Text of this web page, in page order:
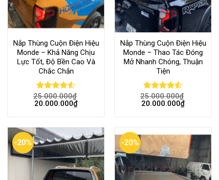
Nắp Thùng Cuộn Điện Hiệu
Monde – Khả Năng Chịu
Lực Tốt, Độ Bền Cao Và
Chắc Chắn
Rated
4.50out
25.000.000₫
20.000.000₫
Nắp Thùng Cuộn Điện Hiệu
Monde – Thao Tác Đóng
Mở Nhanh Chóng, Thuận
Tiện
Rated
4.50out
25.000.000₫
20.000.000₫
-20% -20%